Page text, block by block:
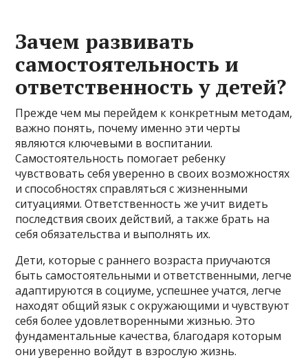
Зачем развивать
самостоятельность и
ответственность у детей?
Прежде чем мы перейдем к конкретным методам,
важно понять, почему именно эти черты
являются ключевыми в воспитании.
Самостоятельность помогает ребенку
чувствовать себя уверенно в своих возможностях
и способностях справляться с жизненными
ситуациями. Ответственность же учит видеть
последствия своих действий, а также брать на
себя обязательства и выполнять их.
Дети, которые с раннего возраста приучаются
быть самостоятельными и ответственными, легче
адаптируются в социуме, успешнее учатся, легче
находят общий язык с окружающими и чувствуют
себя более удовлетворенными жизнью. Это
фундаментальные качества, благодаря которым
они уверенно войдут в взрослую жизнь.